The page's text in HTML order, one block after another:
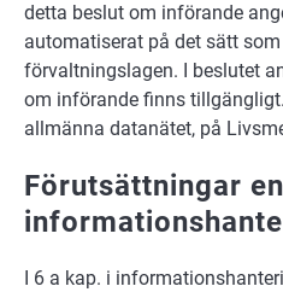
detta beslut om införande
automatiserat på det sätt
förvaltningslagen. I beslutet
om införande finns
allmänna datanätet, på
Förutsättningar
I 6 a kap. i